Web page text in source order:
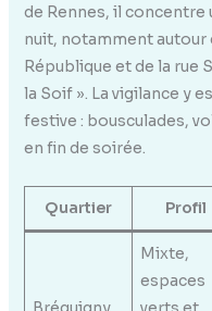
de Rennes, il
nuit, notamment autour
République et de la rue
la Soif ». La vigilance y
festive : bousculades,
en fin de soirée.
Quartier Profil
Mixte,
espaces